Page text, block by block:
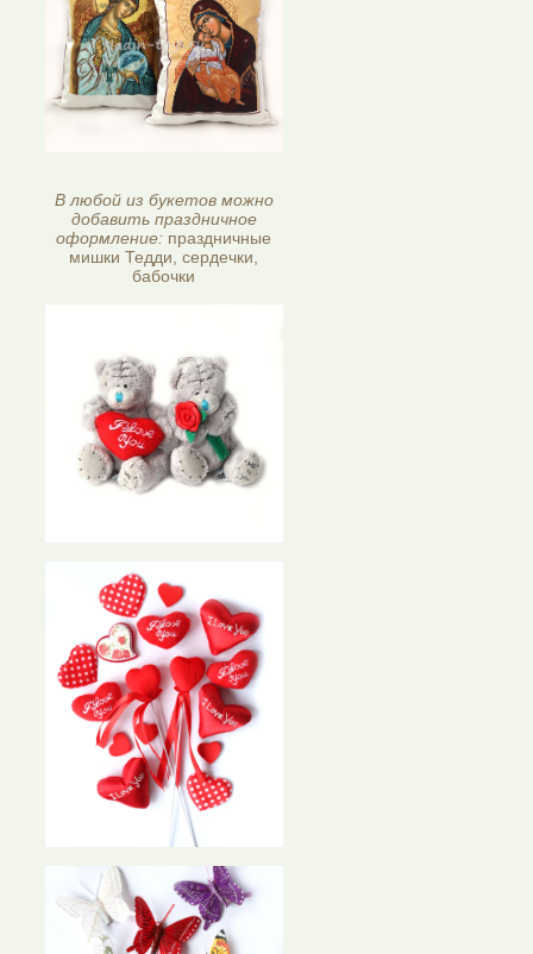
В любой из букетов можно
добавить праздничное
оформление: праздничные
мишки Тедди, сердечки,
бабочки